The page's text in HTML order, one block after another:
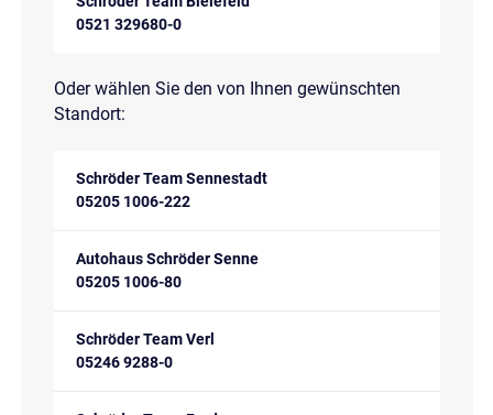
0521 329680-0
Oder wählen Sie den von Ihnen gewünschten
Standort:
Schröder Team Sennestadt
05205 1006-222
Autohaus Schröder Senne
05205 1006-80
Schröder Team Verl
05246 9288-0